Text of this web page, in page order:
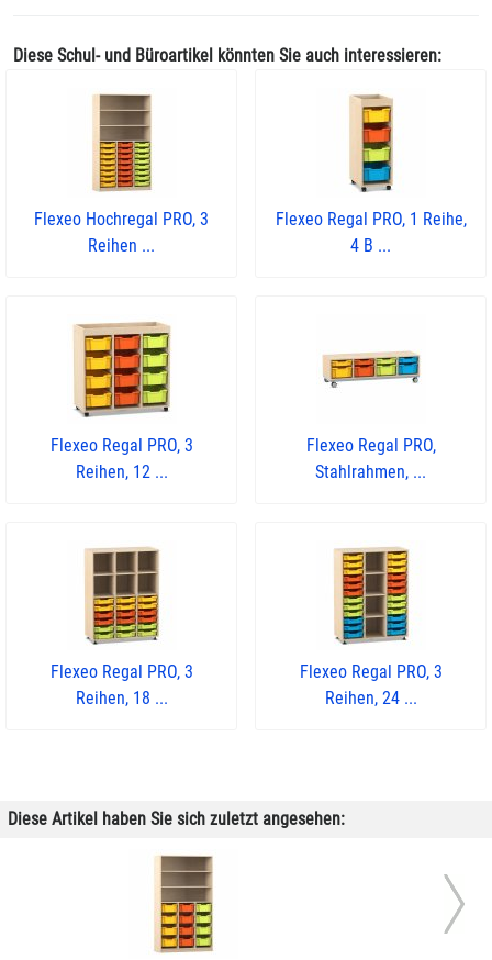
Diese Schul- und Büroartikel könnten Sie auch interessieren:
Flexeo Hochregal PRO, 3
Reihen ...
Flexeo Regal PRO, 1 Reihe,
4 B ...
Flexeo Regal PRO, 3
Reihen, 12 ...
Flexeo Regal PRO,
Stahlrahmen, ...
Flexeo Regal PRO, 3
Reihen, 18 ...
Flexeo Regal PRO, 3
Reihen, 24 ...
Diese Artikel haben Sie sich zuletzt angesehen: